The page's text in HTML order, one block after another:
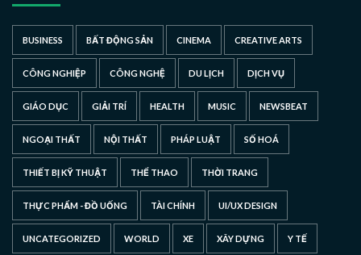
BUSINESS BẤT ĐỘNG SẢN CINEMA CREATIVE ARTS
CÔNG NGHIỆP CÔNG NGHỆ DU LỊCH DỊCH VỤ
GIÁO DỤC GIẢI TRÍ HEALTH MUSIC NEWSBEAT
NGOẠI THẤT NỘI THẤT PHÁP LUẬT SỐ HOÁ
THIẾT BỊ KỸ THUẬT THỂ THAO THỜI TRANG
THỰC PHẨM - ĐỒ UỐNG TÀI CHÍNH UI/UX DESIGN
UNCATEGORIZED WORLD XE XÂY DỰNG Y TẾ